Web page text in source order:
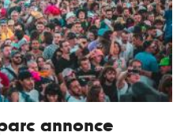
annonce